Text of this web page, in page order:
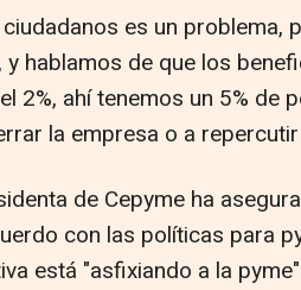
es un problema,
y hablamos de que los
2%, ahí tenemos un 5% de
la empresa o a
de Cepyme ha
con las políticas para
está "asfixiando a la